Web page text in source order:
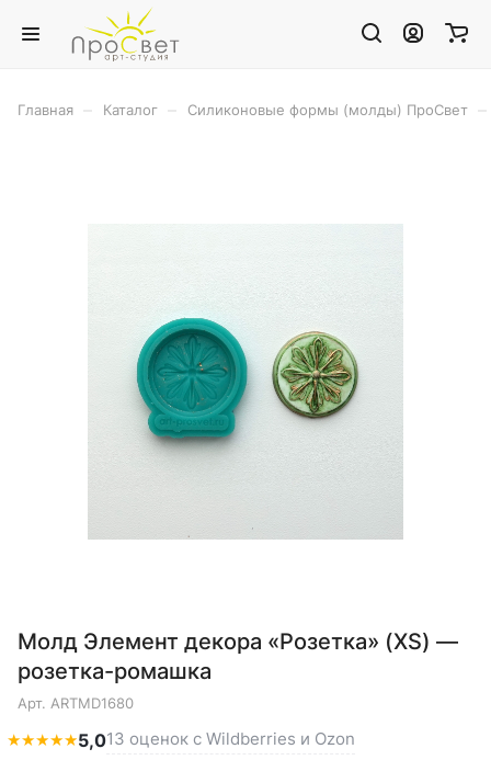
Главная Каталог Силиконовые формы (молды) ПроСвет
Молд Элемент декора «Розетка» (XS) —
розетка-ромашка
Арт. ARTMD1680
★★★★★5,013 оценок с Wildberries и Ozon